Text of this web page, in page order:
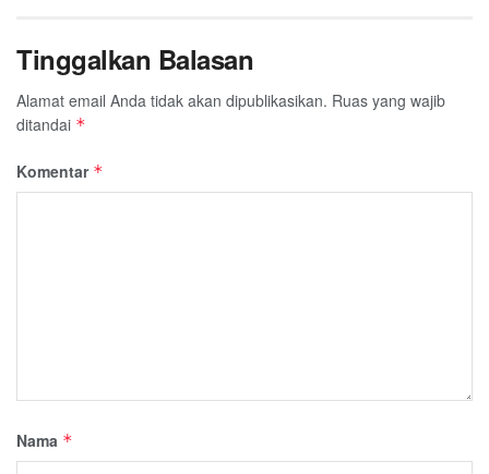
Tinggalkan Balasan
Alamat email Anda tidak akan dipublikasikan. Ruas yang wajib
ditandai *
Komentar *
Nama *